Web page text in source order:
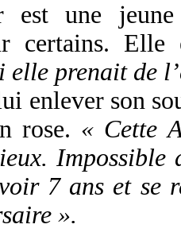
est une
certains. Elle
elle prenait de
enlever son
rose. « Cette
7 ans et se
».